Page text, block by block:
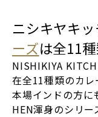
ニシキヤキ
ーズは全11
NISHIKIYA
在全11種類のカレ
本場インドの方に
HEN渾身のシリー